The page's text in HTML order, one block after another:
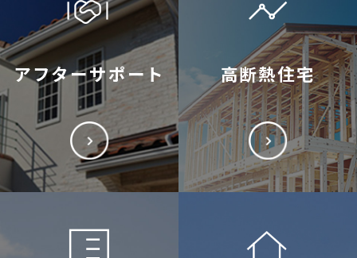
アフターサポート 高断熱住宅